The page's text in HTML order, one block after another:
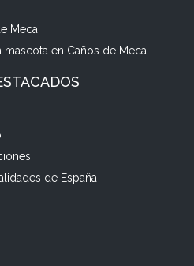
Meca
en Caños de Meca
de España